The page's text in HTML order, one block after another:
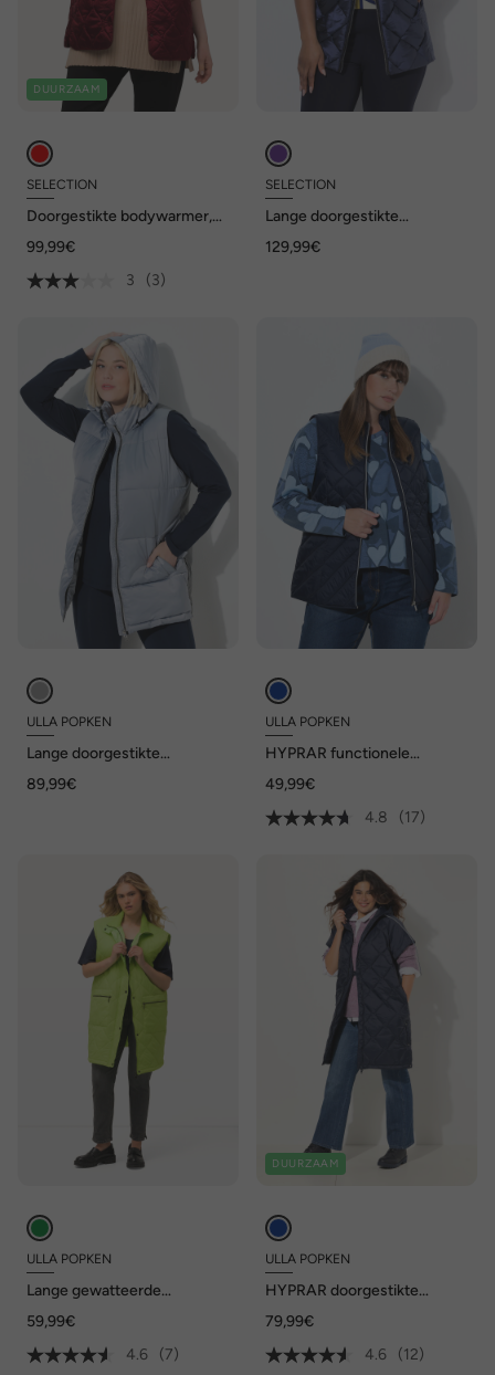
DUURZAAM
SELECTION
Doorgestikte bodywarmer,
ritszakken, mouwloos
99,99€
3
(3)
SELECTION
Lange doorgestikte
stiksel, mouwloos
129,99€
ULLA POPKEN
Lange doorgestikte
waterafstotend, afneembare
89,99€
ULLA POPKEN
HYPRAR functionele
waterafstotend, opstaande
49,99€
4.8
(17)
ULLA POPKEN
Lange gewatteerde
kraag, rits, ritszakken
59,99€
4.6
(7)
DUURZAAM
ULLA POPKEN
HYPRAR doorgestikte
wegritssluiting, gerecycled
79,99€
4.6
(12)